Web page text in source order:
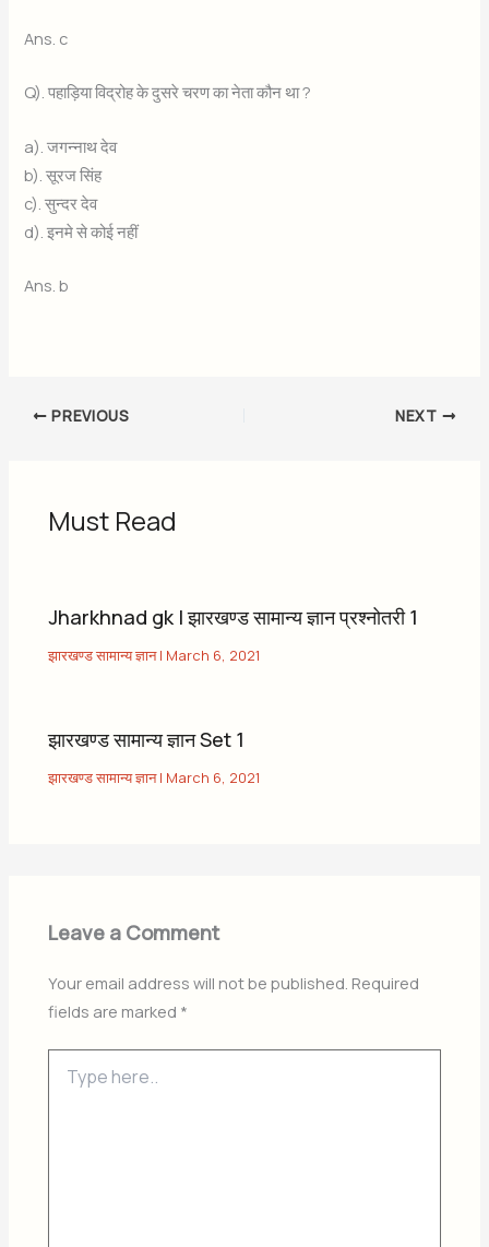
Ans. c
Q). पहाड़िया विद्रोह के दुसरे चरण का नेता कौन था ?
a). जगन्नाथ देव
b). सूरज सिंह
c). सुन्दर देव
d). इनमे से कोई नहीं
Ans. b
PREVIOUS NEXT
Must Read
Jharkhnad gk | झारखण्ड सामान्य ज्ञान प्रश्नोतरी 1
झारखण्ड सामान्य ज्ञान| March 6, 2021
झारखण्ड सामान्य ज्ञान Set 1
झारखण्ड सामान्य ज्ञान| March 6, 2021
Leave a Comment
Your email address will not be published. Required
fields are marked *
here..